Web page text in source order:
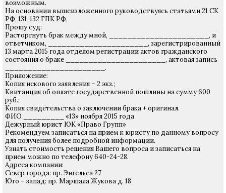
возможным.
На основании вышеизложенного руководствуясь статьями 21 СК
РФ, 131-132 ГПК РФ,
Прошу суд:
Расторгнуть брак между мной, ______________________, и
ответчиком, ______________________, зарегистрированный
13 марта 2015 года отделом регистрации актов гражданского
состояния о браке ______________________, актовая запись
______________________.
Приложение:
Копия искового заявления – 2 экз.;
Квитанция об оплате государственной пошлины на сумму 600
руб.;
Копия свидетельства о заключении брака + оригинал.
ФИО _________ «13» ноября 2015 года
Дежурный юрист ЮК «Право Групп»
Рекомендуем записаться на прием к юристу по данному вопросу
для получения более подробной информации.
Узнать стоимость решения Вашего вопроса и записаться на
прием можно по телефону 640-24-28.
Адреса компании:
Север города: пр. Энгельса 27
Юго – запад: пр. Маршала Жукова д. 18